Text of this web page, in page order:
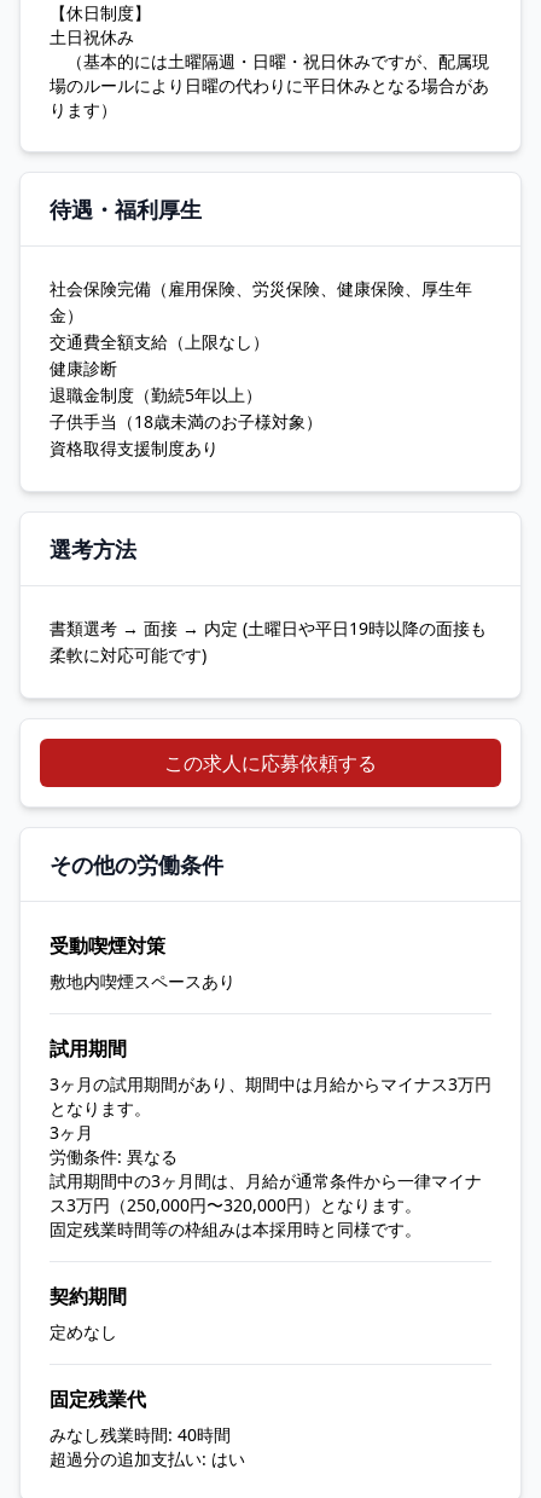
【休日制度】
土日祝休み
（基本的には土曜隔週・日曜・祝日休みですが、配属現
場のルールにより日曜の代わりに平日休みとなる場合があ
ります）
待遇・福利厚生
社会保険完備（雇用保険、労災保険、健康保険、厚生年
金）
交通費全額支給（上限なし）
健康診断
退職金制度（勤続5年以上）
子供手当（18歳未満のお子様対象）
資格取得支援制度あり
選考方法
書類選考 → 面接 → 内定 (土曜日や平日19時以降の面接も
柔軟に対応可能です)
この求人に応募依頼する
その他の労働条件
受動喫煙対策
敷地内喫煙スペースあり
試用期間
3ヶ月の試用期間があり、期間中は月給からマイナス3万円
となります。
3ヶ月
労働条件: 異なる
試用期間中の3ヶ月間は、月給が通常条件から一律マイナ
ス3万円（250,000円〜320,000円）となります。
固定残業時間等の枠組みは本採用時と同様です。
契約期間
定めなし
固定残業代
みなし残業時間: 40時間
超過分の追加支払い: はい